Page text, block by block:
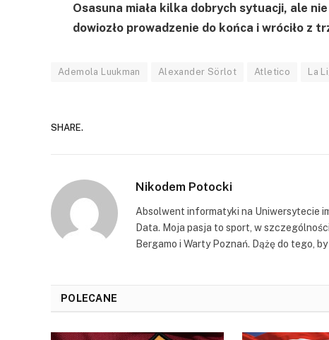
Osasuna miała kilka dobrych sytuacji, ale
dowiozło prowadzenie do końca i wróciło z
Ademola Luukman Alexander Sörlot Atletico La
SHARE.
Nikodem Potocki
Absolwent informatyki na Uniwersytecie
Data. Moja pasja to sport, w
Bergamo i Warty Poznań. Dążę do tego,
POLECANE